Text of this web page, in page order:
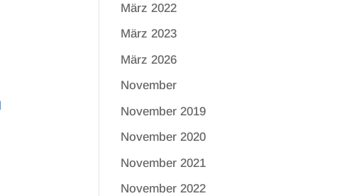
März 2022
März 2023
März 2026
November
November 2019
November 2020
November 2021
November 2022